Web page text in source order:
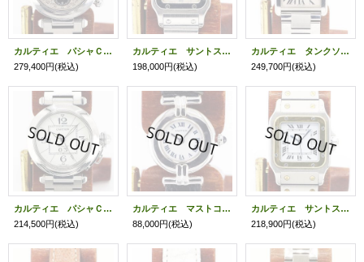
カルティエ パシャＣ クロノグラフ ２４１２ 銀文字盤 黒インダイアル
279,400円(税込)
カルティエ サントスガルベＳＭ Ｗ２００１７Ｄ４ 白文字盤
198,000円(税込)
カルティエ タンクソロＬＭ ３１６９ 銀文字盤
249,700円(税込)
カルティエ パシャＣ ビックデイト ２４７５ 白文字盤
214,500円(税込)
カルティエ マストコリゼ ６９０００２ 白文字盤
88,000円(税込)
カルティエ サントス 旧型 白文字盤
218,900円(税込)